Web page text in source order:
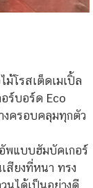
โรสเต็ดเมเปิ้ล
อร์บอร์ด Eco
งครอบคลุมทุกตัว
พแบบฮัมบัคเกอร์
สียงที่หนา ทรง